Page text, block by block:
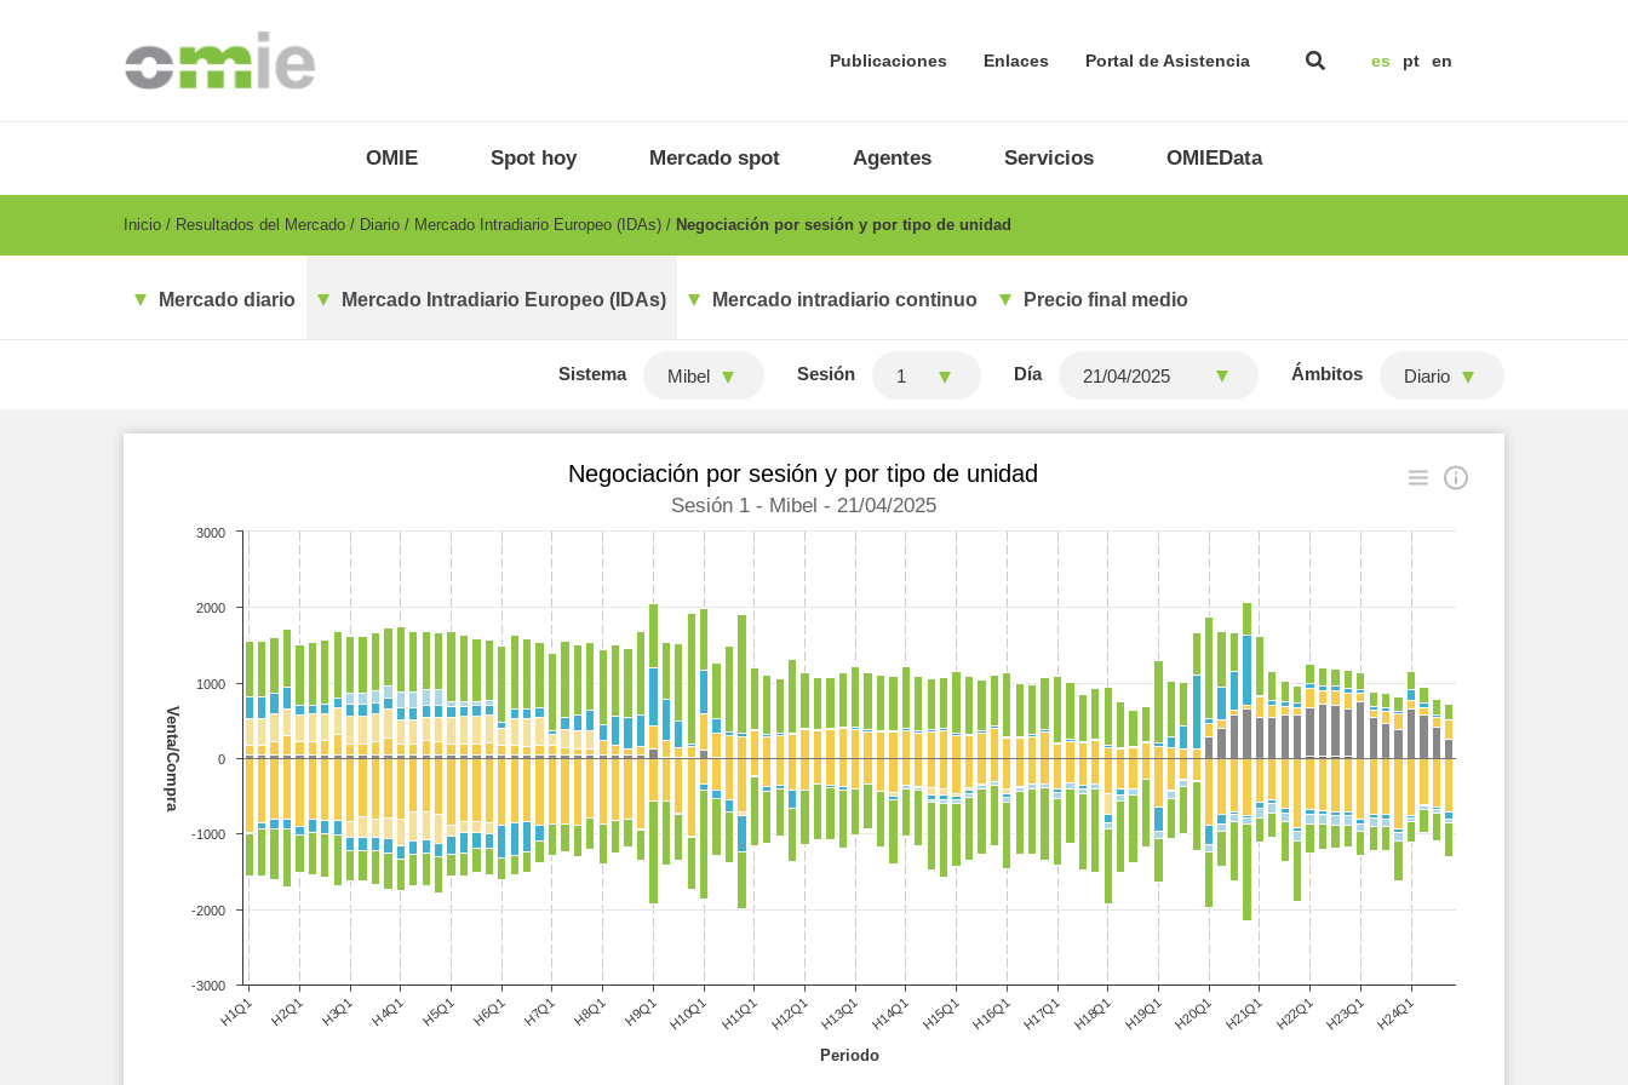
Publicaciones Enlaces Portal de Asistencia es pt en
ES
OMIE Spot hoy Mercado spot Agentes Servicios OMIEData
Breadcrumb
Inicio Resultados del Mercado Diario Mercado Intradiario Europeo (IDAs) Negociación por sesión y por tipo de unidad
Mercado diario Mercado Intradiario Europeo (IDAs) Mercado intradiario continuo Precio final medio
Sistema Mibel Sesión 1 Día Ámbitos Diario
Periodo
Venta/Compra
Negociación por sesión y por tipo de unidad
Sesión 1 - Mibel - 21/04/2025
H1Q1 H2Q1 H3Q1 H4Q1 H5Q1 H6Q1 H7Q1 H8Q1 H9Q1 H10Q1 H11Q1 H12Q1 H13Q1 H14Q1 H15Q1 H16Q1 H17Q1 H18Q1 H19Q1 H20Q1 H21Q1 H22Q1 H23Q1 H24Q1
-3000
-2000
-1000
0
1000
2000
3000